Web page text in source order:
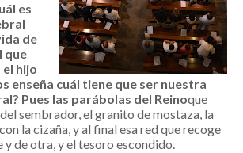
es
de
que
el hijo
enseña cuál tiene que ser nuestra
Pues las parábolas del Reinoque
sembrador, el granito de mostaza, la
la cizaña, y al final esa red que recoge
y de otra, y el tesoro escondido.